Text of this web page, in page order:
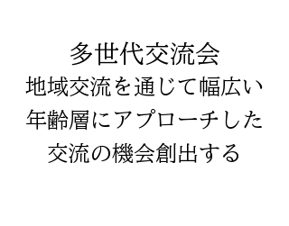
​多世代交流会
​地域交流を通じて幅広い
年齢層にアプローチした
交流の機会創出する